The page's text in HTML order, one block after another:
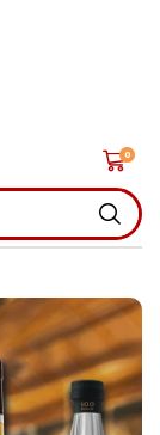
0